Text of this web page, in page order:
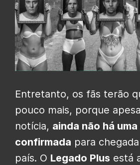
Entretanto, os fãs terão
pouco mais, porque
notícia, ainda não há
confirmada para
país. O Legado Plus está